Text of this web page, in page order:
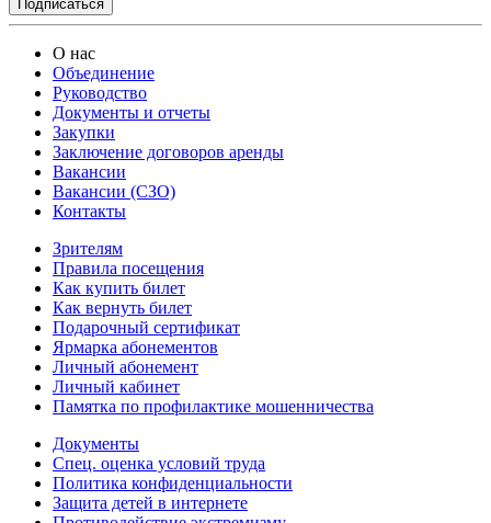
О нас
Объединение
Руководство
Документы и отчеты
Закупки
Заключение договоров аренды
Вакансии
Вакансии (СЗО)
Контакты
Зрителям
Правила посещения
Как купить билет
Как вернуть билет
Подарочный сертификат
Ярмарка абонементов
Личный абонемент
Личный кабинет
Памятка по профилактике мошенничества
Документы
Спец. оценка условий труда
Политика конфиденциальности
Защита детей в интернете